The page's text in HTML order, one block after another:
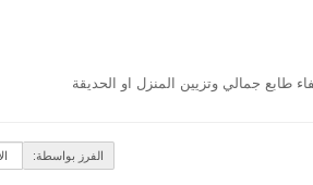
طابع جمالي وتزيين المنزل او الحديقة
الفرز بواسطة: